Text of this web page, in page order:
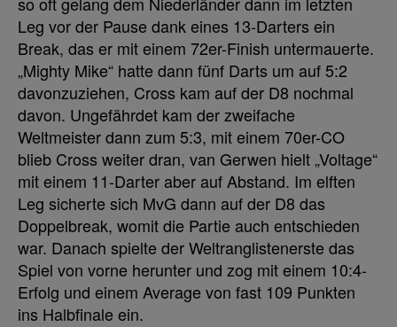
Leg vor der Pause dank eines 13-Darters ein
Break, das er mit einem 72er-Finish untermauerte.
„Mighty Mike“ hatte dann fünf Darts um auf 5:2
davonzuziehen, Cross kam auf der D8 nochmal
davon. Ungefährdet kam der zweifache
Weltmeister dann zum 5:3, mit einem 70er-CO
blieb Cross weiter dran, van Gerwen hielt „Voltage“
mit einem 11-Darter aber auf Abstand. Im elften
Leg sicherte sich MvG dann auf der D8 das
Doppelbreak, womit die Partie auch entschieden
war. Danach spielte der Weltranglistenerste das
Spiel von vorne herunter und zog mit einem 10:4-
Erfolg und einem Average von fast 109 Punkten
ins Halbfinale ein.